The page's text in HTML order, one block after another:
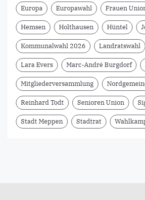
Europa Europawahl Frauen
Hemsen Holthausen Hüntel
Kommunalwahl 2026 Landratswahl
Lara Evers Marc-André Burgdorf
Mitgliederversammlung
Reinhard Todt Senioren Union
Stadt Meppen Stadtrat